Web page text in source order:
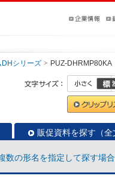
シリーズ PUZ-DHRMP80KA
販促資料を探す（全
数の形名を指定して探す場